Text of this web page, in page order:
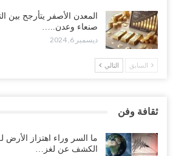
المعدن الأصفر يتأرجح بين
صنعاء وعدن..…
ديسمبر 6, 2024
السابق التالي
ثقافة وفن
الكشف عن لغز…